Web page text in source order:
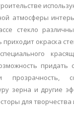
атмосферы
стекло
окраска
придать
прозрачность,
зерна и другие
для творчества